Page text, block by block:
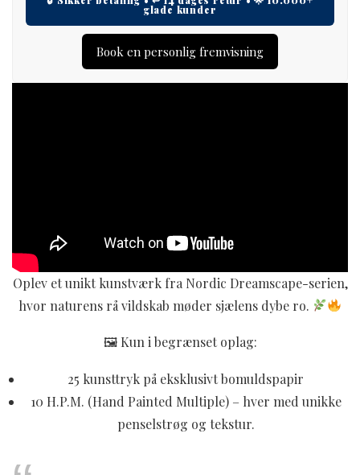
Book en personlig fremvisning
Oplev et unikt kunstværk fra Nordic Dreamscape-serien,
hvor naturens rå vildskab møder sjælens dybe ro.
🖼 Kun i begrænset oplag:
25 kunsttryk på eksklusivt bomuldspapir
10 H.P.M. (Hand Painted Multiple) – hver med unikke
penselstrøg og tekstur.